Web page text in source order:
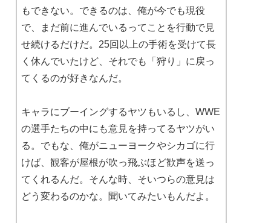
もできない。できるのは、俺が今でも現役
で、まだ前に進んでいるってことを行動で見
せ続けるだけだ。25回以上の手術を受けて長
く休んでいたけど、それでも「狩り」に戻っ
てくるのが好きなんだ。
キャラにブーイングするヤツもいるし、WWE
の選手たちの中にも意見を持ってるヤツがい
る。でもな、俺がニューヨークやシカゴに行
けば、観客が屋根が吹っ飛ぶほど歓声を送っ
てくれるんだ。そんな時、そいつらの意見は
どう変わるのかな。聞いてみたいもんだよ。